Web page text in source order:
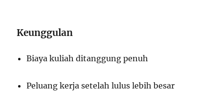
Keunggulan
Biaya kuliah ditanggung penuh
Peluang kerja setelah lulus lebih besar